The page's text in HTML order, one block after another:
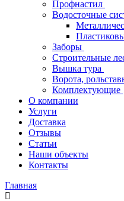
Профнастил
Водосточные
Заборы
Строительные
Вышка тура
Ворота,
Комплектующие
О компании
Услуги
Доставка
Отзывы
Статьи
Наши объекты
Контакты
Главная